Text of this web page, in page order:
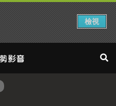
檢視